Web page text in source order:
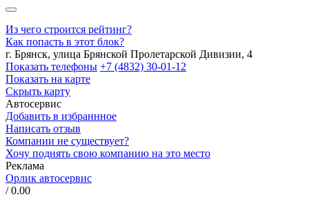
Из чего строится рейтинг?
Как попасть в этот блок?
г. Брянск, улица Брянской Пролетарской Дивизии, 4
Показать телефоны +7 (4832) 30-01-12
Показать на карте
Скрыть карту
Автосервис
Добавить в избраннное
Написать отзыв
Компании не существует?
Хочу поднять свою компанию на это место
Реклама
Орлик автосервис
/ 0.00